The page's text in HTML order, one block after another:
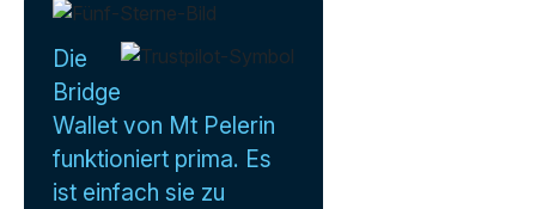
Die
Bridge
Wallet von Mt Pelerin
funktioniert prima. Es
ist einfach sie zu